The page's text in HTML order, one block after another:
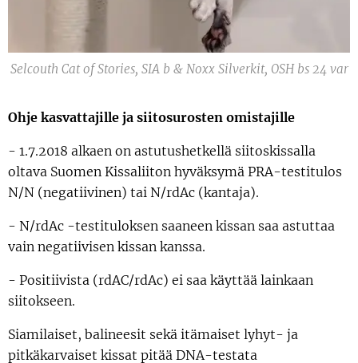
Selcouth Cat of Stories, SIA b & Noxx Silverkit, OSH bs 24 var
Ohje kasvattajille ja siitosurosten omistajille
- 1.7.2018 alkaen on astutushetkellä siitoskissalla
oltava Suomen Kissaliiton hyväksymä PRA-testitulos
N/N (negatiivinen) tai N/rdAc (kantaja).
- N/rdAc -testituloksen saaneen kissan saa astuttaa
vain negatiivisen kissan kanssa.
- Positiivista (rdAC/rdAc) ei saa käyttää lainkaan
siitokseen.
Siamilaiset, balineesit sekä itämaiset lyhyt- ja
pitkäkarvaiset kissat pitää DNA-testata